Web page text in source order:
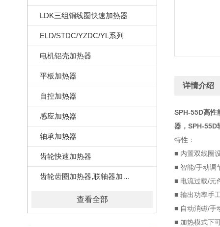
LDK三组铜线圈快速加热器
ELD/STDC/YZDC/YL系列
电机铝壳加热器
平板加热器
自控加热器
感应加热器
轴承加热器
齿轮快速加热器
齿轮齿圈加热器,联轴器加热器
查看全部
详情介绍
SPH-55D高性
器，SPH-55D
特性：
■ 内置双线圈
■ 智能/手动调
■ 电流过载/元
■ 输出功率手
■ 自动消磁/手
■ 加热模式下